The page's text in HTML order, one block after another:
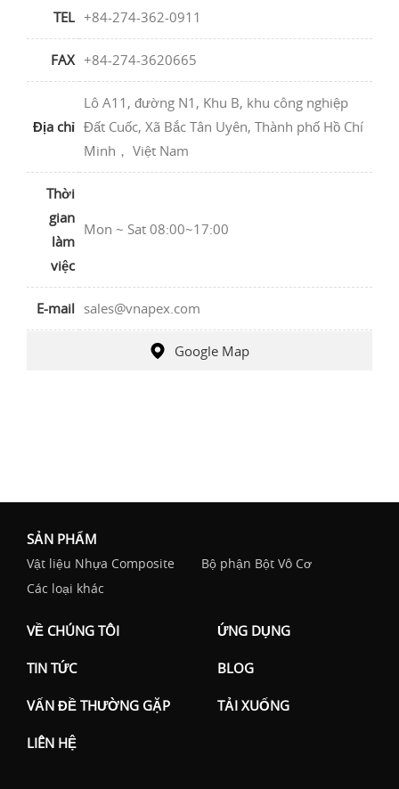
TEL +84-274-362-0911
FAX +84-274-3620665
Địa chỉ
Lô A11, đường N1, Khu B, khu công nghiệp
Đất Cuốc, Xã Bắc Tân Uyên, Thành phố Hồ Chí
Minh， Việt Nam
Thời
gian
làm
việc
Mon ~ Sat 08:00~17:00
E-mail sales@vnapex.com
Google Map
SẢN PHẨM
Vật liệu Nhựa Composite
Bộ phận Bột Vô Cơ
Các loại khác
VỀ CHÚNG TÔI ỨNG DỤNG
TIN TỨC BLOG
VẤN ĐỀ THƯỜNG GẶP TẢI XUỐNG
LIÊN HỆ